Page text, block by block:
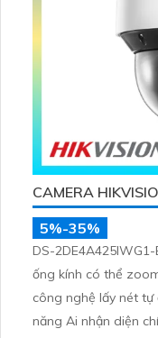
CAMERA
5%-35%
DS-
ống kính có thể
công nghệ lấy nét
năng Ai nhận diện